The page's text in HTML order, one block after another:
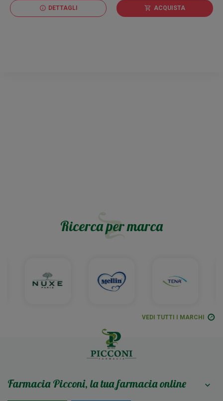
info DETTAGLI shopping_cart ACQUISTA
Ricerca per marca
VEDI TUTTI I MARCHI
Farmacia Picconi, la tua farmacia online 